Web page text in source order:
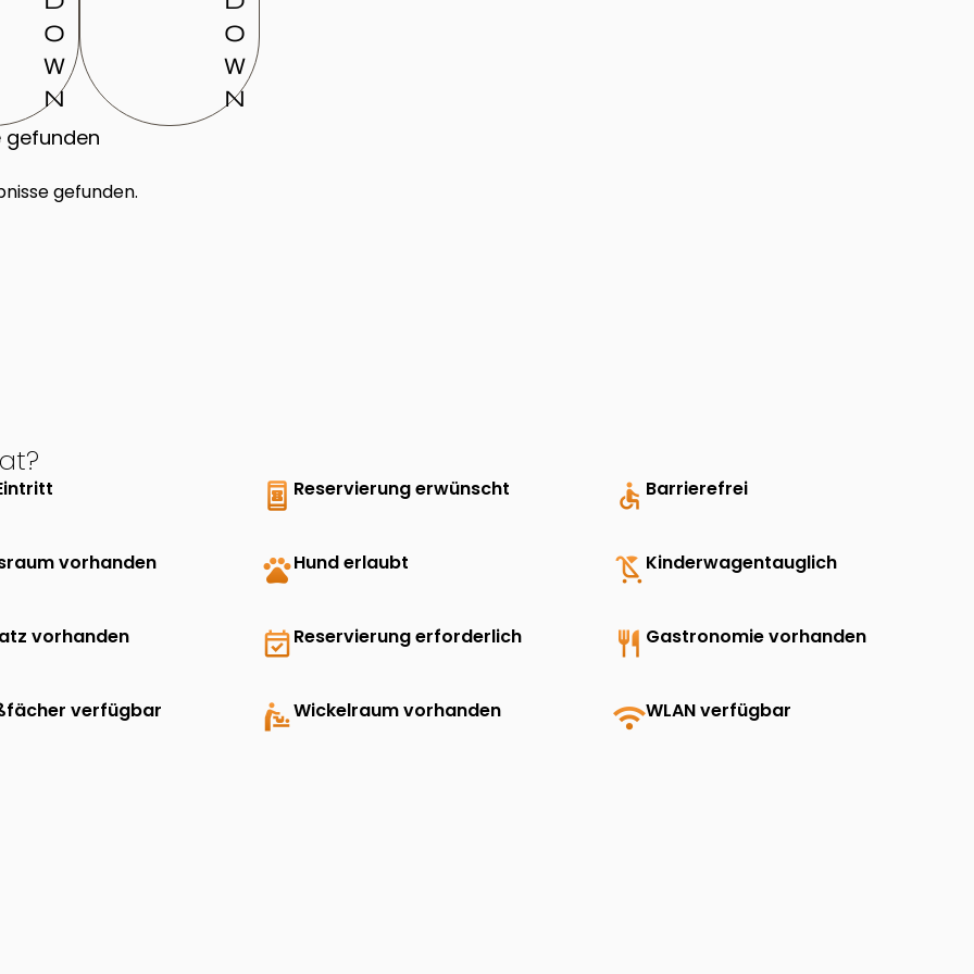
o
w
n
o
w
n
gefunden
gefunden.
book_online Reservierung erwünscht accessible Barrierefrei
vorhanden petsHund erlaubt child_friendly Kinderwagentauglich
vorhanden event_availableReservierung erforderlich restaurant Gastronomie vorhanden
verfügbar baby_changing_stationWickelraum vorhanden wifiWLAN verfügbar